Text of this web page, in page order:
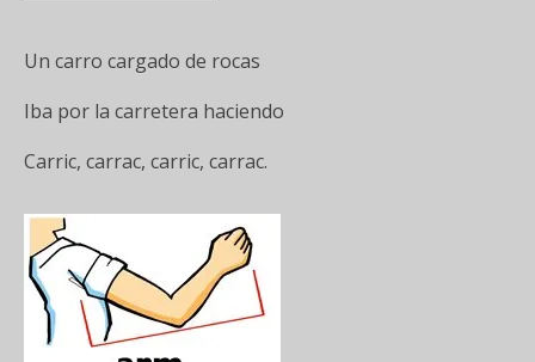
Un carro cargado de rocas
Iba por la carretera haciendo
Carric, carrac, carric, carrac.